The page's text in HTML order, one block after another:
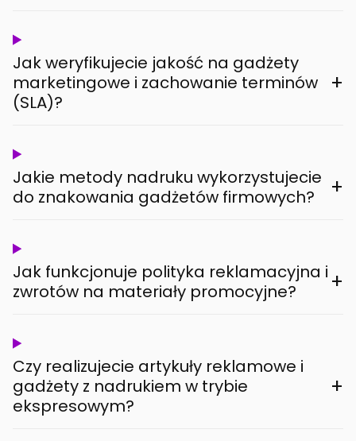
Jak weryfikujecie jakość na gadżety
marketingowe i zachowanie terminów
(SLA)?
+
Jakie metody nadruku wykorzystujecie
do znakowania gadżetów firmowych?
+
Jak funkcjonuje polityka reklamacyjna i
zwrotów na materiały promocyjne?
+
Czy realizujecie artykuły reklamowe i
gadżety z nadrukiem w trybie
ekspresowym?
+